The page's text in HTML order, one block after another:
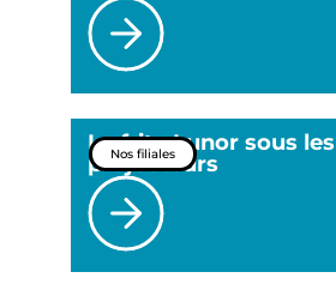
Nos filiales
La frite Lunor sous les
projecteurs